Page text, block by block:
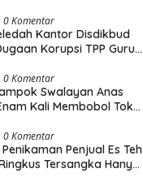
0 Komentar
Kantor Disdikbud
Korupsi TPP Guru
0 Komentar
Swalayan Anas
Kali Membobol Toko
0 Komentar
Penjual Es Teh
Tersangka Hanya